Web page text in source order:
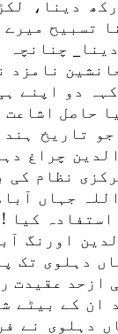
دینا،
تسبیح
نامزد
دو اپنے
حاصل اشاعت
تاریخ
چراغ
نظام کی
جہاں
کیا
اورنگ
دہلوی تک
ازحد عقیدت
ان کے بیٹے
دہلوی نے